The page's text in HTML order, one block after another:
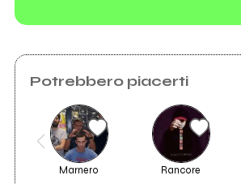
Potrebbero piacerti
Marnero Rancore